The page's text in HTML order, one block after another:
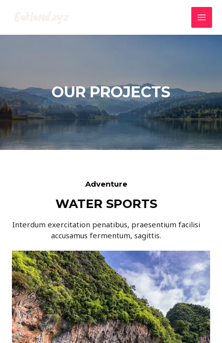
OUR PROJECTS
Adventure
WATER SPORTS
Interdum exercitation penatibus, praesentium facilisi
accusamus fermentum, sagittis.